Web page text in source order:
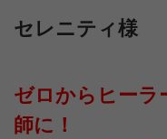
セレニティ様
ゼロからヒーラ
師に！